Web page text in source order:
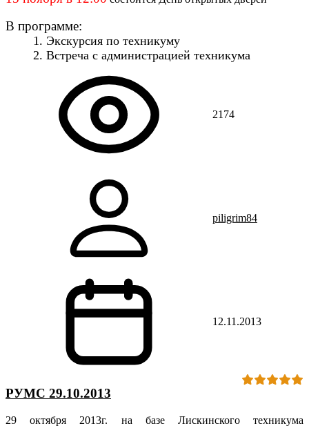
В программе:
1. Экскурсия по техникуму
2. Встреча с администрацией техникума
2174
piligrim84
12.11.2013
РУМС 29.10.2013
29 октября 2013г. на базе Лискинского техникума